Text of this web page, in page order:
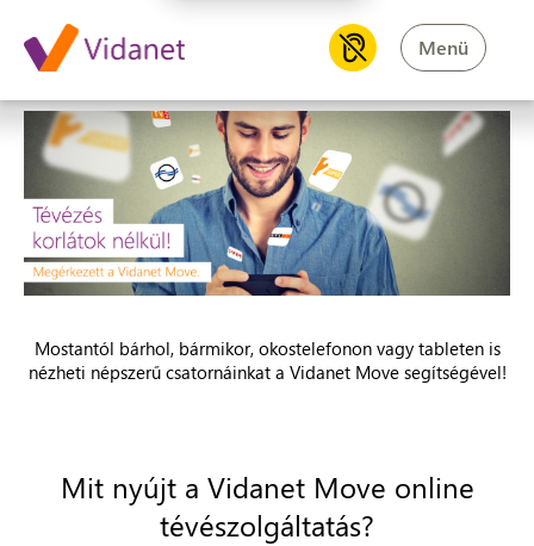
Menü
Vidanet Move
Mostantól bárhol, bármikor, okostelefonon vagy tableten is
nézheti népszerű csatornáinkat a Vidanet Move segítségével!
Mit nyújt a Vidanet Move online
tévészolgáltatás?